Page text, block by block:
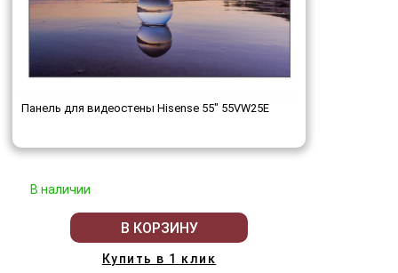
Панель для видеостены Hisense 55" 55VW25E
В наличии
В КОРЗИНУ
Купить в 1 клик